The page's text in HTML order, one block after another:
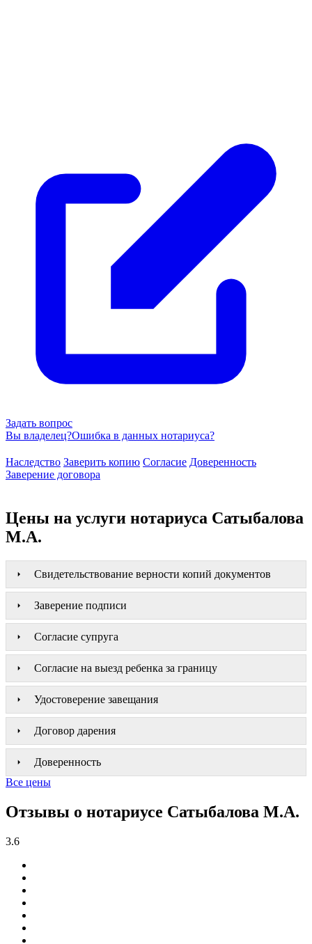
Задать вопрос
Вы владелец?Ошибка в данных нотариуса?
Наследство Заверить копию Согласие Доверенность
Заверение договора
Цены на услуги нотариуса Сатыбалова
М.А.
Свидетельствование верности копий документов
Заверение подписи
Согласие супруга
Согласие на выезд ребенка за границу
Удостоверение завещания
Договор дарения
Доверенность
Все цены
Отзывы о нотариусе Сатыбалова М.А.
3.6